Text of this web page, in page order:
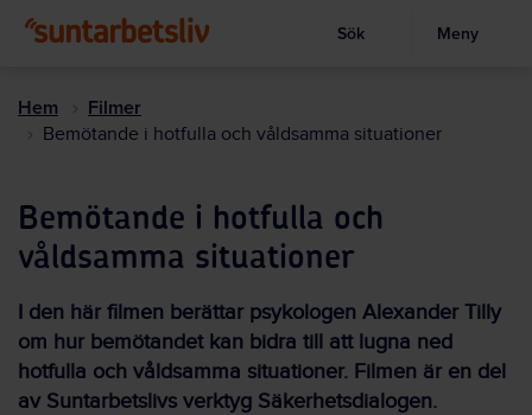
huvudinnehållet
Visa sökruta
Sök Meny
Hem Filmer
Bemötande i hotfulla och våldsamma situationer
Bemötande i hotfulla och
våldsamma situationer
I den här filmen berättar psykologen Alexander Tilly
om hur bemötandet kan bidra till att lugna ned
hotfulla och våldsamma situationer. Filmen är en del
av Suntarbetslivs verktyg Säkerhetsdialogen.